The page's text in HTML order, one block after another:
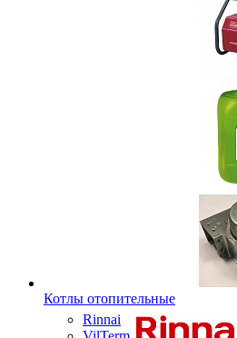
Котлы отопительные
Rinnai